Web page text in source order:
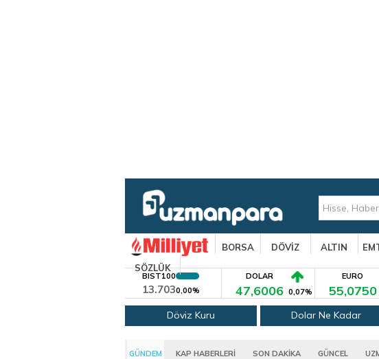
BORSA DÖVİZ ALTIN
SÖZLÜK
BIST100
13.7030,00%
DOLAR
47,6006 0,07%
EURO
55,0750
Döviz Kuru Dolar Ne Kadar
GÜNDEM KAP HABERLERİ SON DAKİKA GÜNCEL